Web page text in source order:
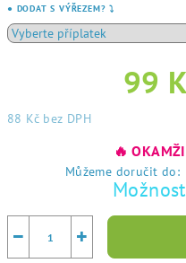
● DODAT S VÝŘEZEM? ⤵️
99
88 Kč bez DPH
🔥
Můžeme doručit do:
+
−